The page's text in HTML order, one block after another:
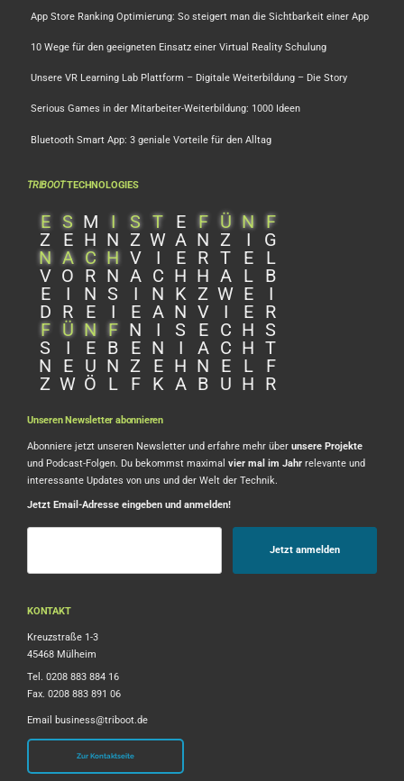
App Store Ranking Optimierung: So steigert man die Sichtbarkeit einer App
10 Wege für den geeigneten Einsatz einer Virtual Reality Schulung
Unsere VR Learning Lab Plattform – Digitale Weiterbildung – Die Story
Serious Games in der Mitarbeiter-Weiterbildung: 1000 Ideen
Bluetooth Smart App: 3 geniale Vorteile für den Alltag
TRIBOOTTECHNOLOGIES
E S M I S T E F Ü N F
Z
E H N Z W A N Z I
G
N A C H V I E R T E
L
V O R N A C H H A L
B
E
I N S I N K Z W E
I
D R E I E A N V I E
R
F Ü N F N I S E C H S
S
I E B E N I A C H T
N
E U N Z E H N E L
F
Z W Ö L F K A B U H R
Unseren Newsletter abonnieren
Abonniere jetzt unseren Newsletter und erfahre mehr über unsere Projekte
und Podcast-Folgen. Du bekommst maximal vier mal im Jahr relevante und
interessante Updates von uns und der Welt der Technik.
Jetzt Email-Adresse eingeben und anmelden!
KONTAKT
Kreuzstraße 1-3
45468 Mülheim
Tel. 0208 883 884 16
Fax. 0208 883 891 06
Email business@triboot.de
Zur Kontaktseite